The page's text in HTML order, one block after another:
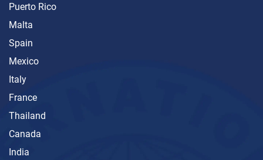
Puerto Rico
Malta
Spain
Mexico
Italy
France
Thailand
Canada
India